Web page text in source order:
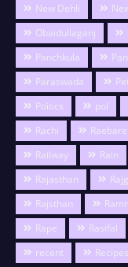
New Dehli
Obaidullaganj
Panchkula
Paraswada
Poitics
pol
Rachi
Railway
Rain
Rajasthan
Rajsthan
Rape
Rasifal
recent
Recipes